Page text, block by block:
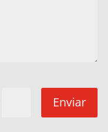
Enviar